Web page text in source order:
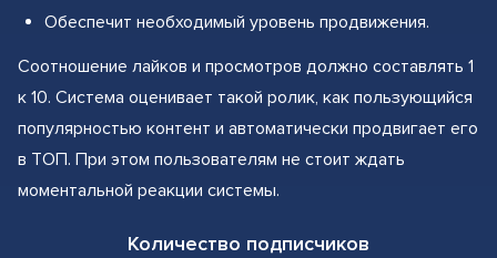
Обеспечит необходимый уровень продвижения.
Соотношение лайков и просмотров должно составлять 1
к 10. Система оценивает такой ролик, как пользующийся
популярностью контент и автоматически продвигает его
в ТОП. При этом пользователям не стоит ждать
моментальной реакции системы.
Количество подписчиков